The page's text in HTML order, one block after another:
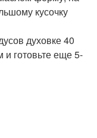
кусочку
духовке 40
готовьте еще 5-